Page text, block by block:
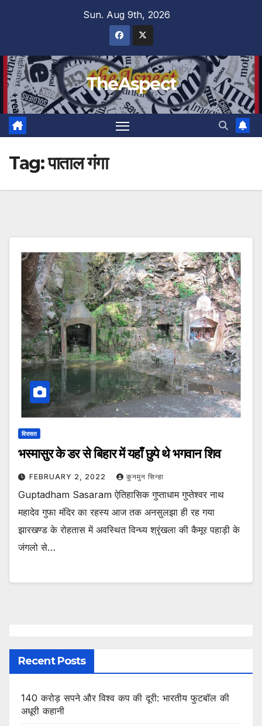
Sun. Aug 9th, 2026
TheAspect
Tag:पाताल गंगा
विरासत
भस्मासुर के डर से बिहार में यहाँ छुपे थे भगवान शिव
FEBRUARY 2, 2022 कुनमुन सिन्हा
Guptadham Sasaram ऐतिहासिक गुप्ताधाम गुप्तेश्वर नाथ
महादेव गुफा मंदिर का रहस्य आज तक अनसुलझा ही रह गया
झारखण्ड के रोहतास में अवस्थित विन्ध्य श्रृंखला की कैमूर पहाड़ी के
जंगलो से…
Recent Posts
140 करोड़ सपने और विश्व कप की दूरी: भारतीय फुटबॉल की
अधूरी कहानी